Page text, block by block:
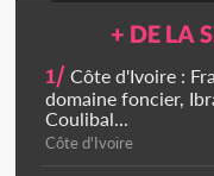
+ DE LA
1/ Côte d'Ivoire :
domaine foncier,
Coulibal...
Côte d'Ivoire